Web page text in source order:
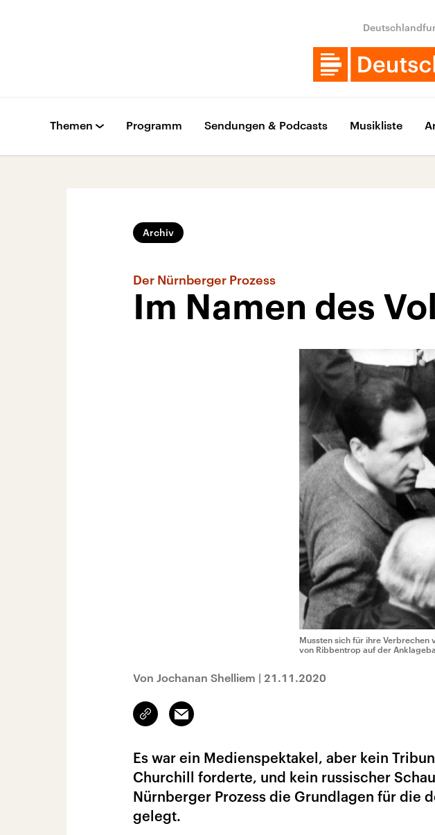
Themen Programm Sendungen & Podcasts Musikliste
Archiv
Der Nürnberger Prozess
Im Namen des
Mussten sich für ihre
von Ribbentrop auf der
Von Jochanan Shelliem | 21.11.2020
Link
kopieren/teilen
Email
Es war ein Medienspektakel, aber kein
Churchill forderte, und kein russischer
Nürnberger Prozess die Grundlagen für die
gelegt.